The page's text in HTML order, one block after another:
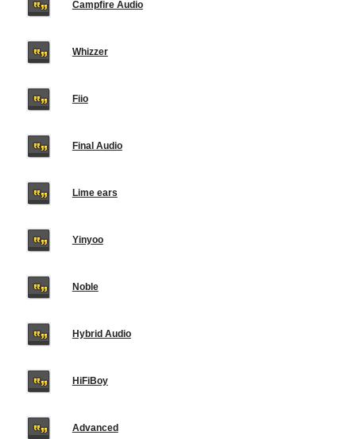
Campfire Audio
Whizzer
Fiio
Final Audio
Lime ears
Yinyoo
Noble
Hybrid Audio
HiFiBoy
Advanced